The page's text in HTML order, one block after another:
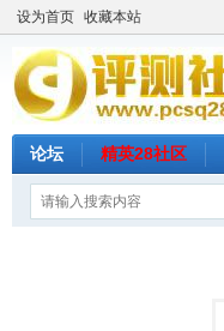
设为首页 收藏本站
论坛 精英28社区